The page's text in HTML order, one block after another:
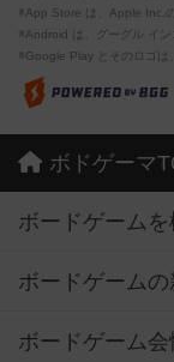
※App Store は、Apple Inc.
※Android は、グーグル イン
※Google Play とそのロゴは
ボドゲーマ
ボードゲームを
ボードゲーム
ボードゲーム会